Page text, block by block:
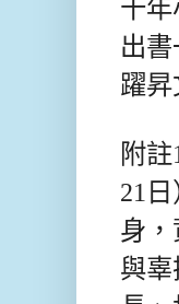
十
出
躍
附註
21
身
與